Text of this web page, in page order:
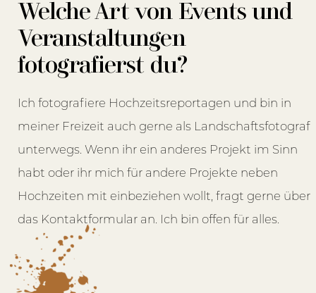
Welche Art von Events und
Veranstaltungen
fotografierst du?
Ich fotografiere Hochzeitsreportagen und bin in
meiner Freizeit auch gerne als Landschaftsfotograf
unterwegs. Wenn ihr ein anderes Projekt im Sinn
habt oder ihr mich für andere Projekte neben
Hochzeiten mit einbeziehen wollt, fragt gerne über
das Kontaktformular an. Ich bin offen für alles.